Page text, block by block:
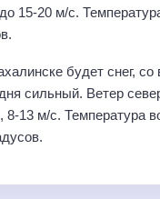
15-20 м/с.
будет снег, со
сильный. Ветер
8-13 м/с. Температура